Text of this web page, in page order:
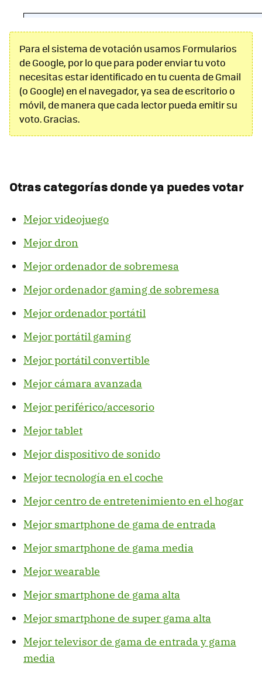
Para el sistema de votación usamos Formularios
de Google, por lo que para poder enviar tu voto
necesitas estar identificado en tu cuenta de Gmail
(o Google) en el navegador, ya sea de escritorio o
móvil, de manera que cada lector pueda emitir su
voto. Gracias.
Otras categorías donde ya puedes votar
Mejor videojuego
Mejor dron
Mejor ordenador de sobremesa
Mejor ordenador gaming de sobremesa
Mejor ordenador portátil
Mejor portátil gaming
Mejor portátil convertible
Mejor cámara avanzada
Mejor periférico/accesorio
Mejor tablet
Mejor dispositivo de sonido
Mejor tecnología en el coche
Mejor centro de entretenimiento en el hogar
Mejor smartphone de gama de entrada
Mejor smartphone de gama media
Mejor wearable
Mejor smartphone de gama alta
Mejor smartphone de super gama alta
Mejor televisor de gama de entrada y gama
media